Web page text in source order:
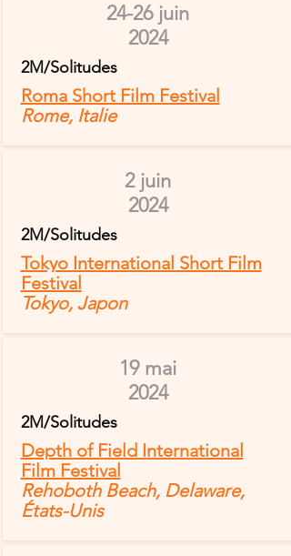
24-26 juin
2024
2M/Solitudes
Roma Short Film Festival
Rome, Italie
2 juin
2024
2M/Solitudes
Tokyo International Short Film
Festival
Tokyo, Japon
19 mai
2024
2M/Solitudes
Depth of Field International
Film Festival
Rehoboth Beach, Delaware,
États-Unis